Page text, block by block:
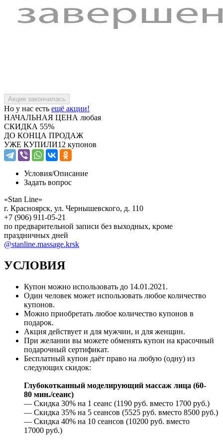
Но у нас есть ещё акции!
НАЧАЛЬНАЯ ЦЕНА любая
СКИДКА 55%
ДО КОНЦА ПРОДАЖ
УЖЕ КУПИЛИ12 купонов
Условия/Описание
Задать вопрос
«Stan Line»
г. Красноярск, ул. Чернышевского, д. 110
+7 (906) 911-05-21
по предварительной записи без выходных, кроме
праздничных дней
@stanline.massage.krsk
УСЛОВИЯ
Купон можно использовать до 14.01.2021 .
Один человек может использовать любое количество
купонов.
Можно приобретать любое количество купонов в
подарок.
Акция действует и для мужчин, и для женщин.
При желании вы можете обменять купон на красочный
подарочный сертификат.
Бесплатный купон даёт право на любую (одну) из
следующих скидок:
Глубокотканный моделирующий массаж лица (60-
80 мин./сеанс)
— Скидка 30% на 1 сеанс (1190 руб. вместо 1700 руб.)
— Скидка 35% на 5 сеансов (5525 руб. вместо 8500 руб.)
— Скидка 40% на 10 сеансов (10200 руб. вместо
17000 руб.)